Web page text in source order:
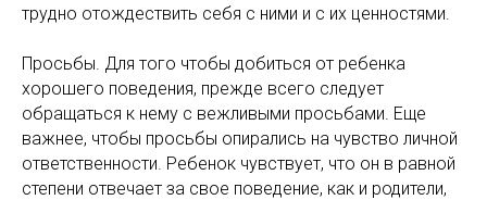
трудно отождествить себя с ними и с их ценностями.
Просьбы. Для того чтобы добиться от ребенка
хорошего поведения, прежде всего следует
обращаться к нему с вежливыми просьбами. Еще
важнее, чтобы просьбы опирались на чувство личной
ответственности. Ребенок чувствует, что он в равной
степени отвечает за свое поведение, как и родители,